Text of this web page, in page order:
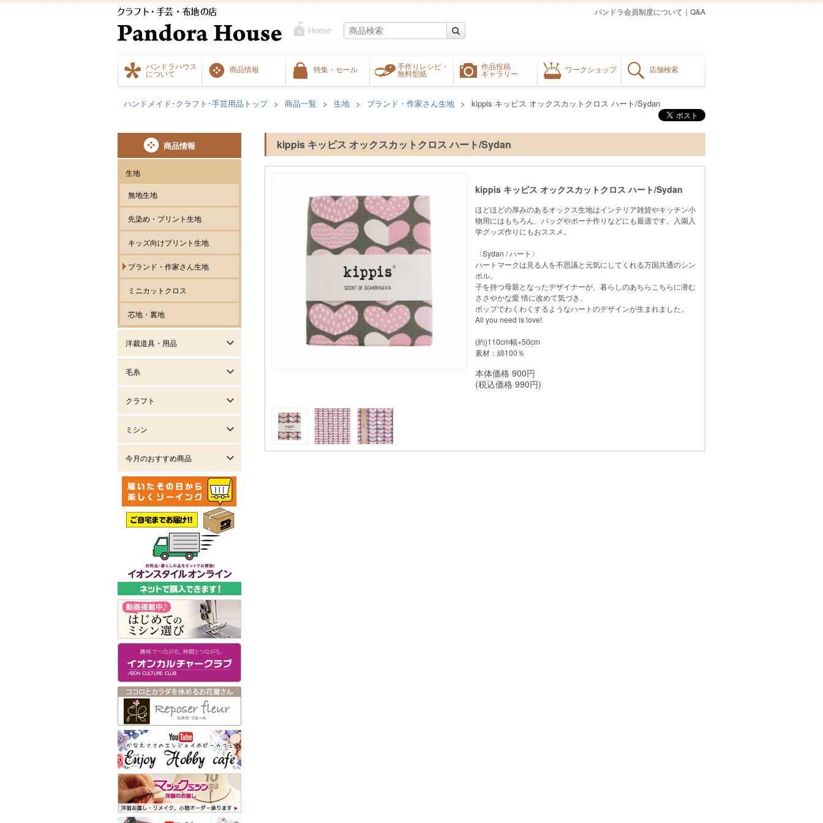
パンドラハウス
について
商品情報 特集・セール
手作りレシピ・
無料型紙
作品投稿
ギャラリー
ワークショップ 店舗検索
Q&A
｜
パンドラ会員制度について
ハンドメイド･クラフト･手芸用品トップ 商品一覧 生地 ブランド・作家さん生地 kippis キッピス オックスカットクロス ハート/Sydan
kippis キッピス オックスカットクロス ハート/Sydan
kippis キッピス オックスカットクロス ハート/Sydan
ほどほどの厚みのあるオックス生地はインテリア雑貨やキッチン小
物用にはもちろん、バッグやポーチ作りなどにも最適です。入園入
学グッズ作りにもおススメ。
〈Sydan / ハート〉
ハートマークは見る人を不思議と元気にしてくれる万国共通のシン
ボル。
子を持つ母親となったデザイナーが、暮らしのあちらこちらに潜む
ささやかな愛 情に改めて気づき、
ポップでわくわくするようなハートのデザインが生まれました。
All you need is love!
(約)110cm幅×50cm
素材：綿100％
本体価格 900円
(税込価格 990円)
商品情報
生地
無地生地
先染め・プリント生地
キッズ向けプリント生地
ブランド・作家さん生地
ミニカットクロス
芯地・裏地
洋裁道具・用品
毛糸
クラフト
ミシン
今月のおすすめ商品